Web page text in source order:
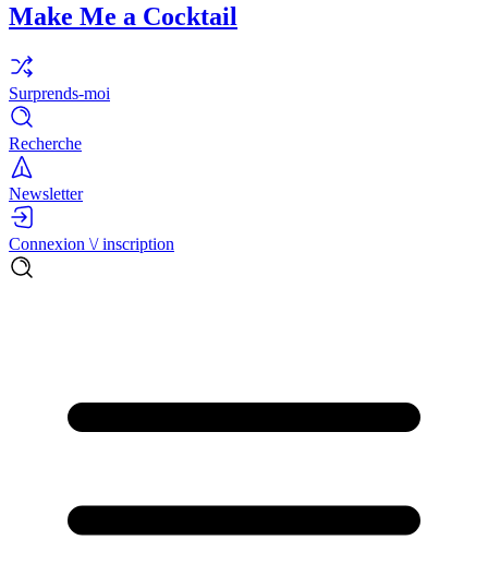
Make Me a Cocktail
Surprends-moi
Recherche
Newsletter
Connexion \/ inscription